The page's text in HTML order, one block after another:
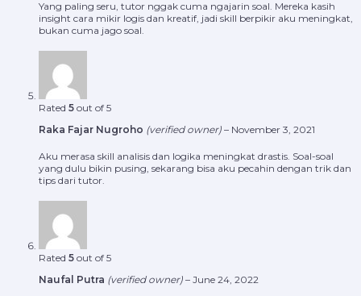
Yang paling seru, tutor nggak cuma ngajarin soal. Mereka kasih
insight cara mikir logis dan kreatif, jadi skill berpikir aku meningkat,
bukan cuma jago soal.
Rated 5 out of 5
Raka Fajar Nugroho (verified owner) – November 3, 2021
Aku merasa skill analisis dan logika meningkat drastis. Soal-soal
yang dulu bikin pusing, sekarang bisa aku pecahin dengan trik dan
tips dari tutor.
Rated 5 out of 5
Naufal Putra (verified owner) – June 24, 2022